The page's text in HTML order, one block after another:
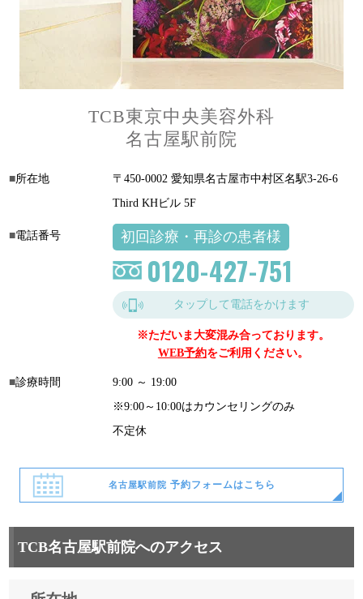
TCB東京中央美容外科
名古屋駅前院
所在地
〒450-0002 愛知県名古屋市中村区名駅3-26-6
Third KHビル 5F
電話番号 初回診療・再診の患者様
0120-427-751
タップして電話をかけます
※ただいま大変混み合っております。
WEB予約をご利用ください。
診療時間
9:00 ～ 19:00
※9:00～10:00はカウンセリングのみ
不定休
名古屋駅前院 予約フォームはこちら
TCB名古屋駅前院へのアクセス